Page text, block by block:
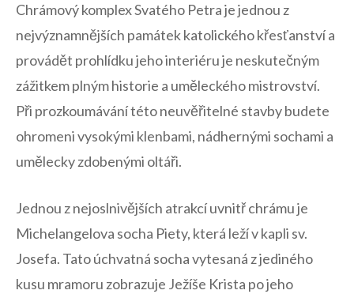
Chrámový komplex Svatého ⁣Petra je jednou z
nejvýznamnějších památek katolického ⁣křesťanství a
provádět prohlídku⁤ jeho‍ interiéru je neskutečným
zážitkem plným historie a uměleckého mistrovství.​
Při prozkoumávání této⁢ neuvěřitelné stavby budete​
ohromeni ⁢vysokými ⁢klenbami,⁤ nádhernými sochami a
umělecky zdobenými oltáři.
Jednou z nejoslnivějších atrakcí⁤ uvnitř chrámu ⁣je‌
Michelangelova socha Piety, která leží v kapli sv.‍
Josefa. Tato​ úchvatná socha vytesaná z ⁣jediného
kusu mramoru ‌zobrazuje ​Ježíše Krista po jeho⁣